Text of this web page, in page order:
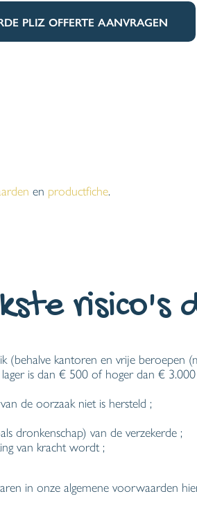
PLIZ OFFERTE AANVRAGEN
en productfiche.
risico's
kantoren en vrije beroepen
is dan € 500 of hoger dan € 3.000
de oorzaak niet is hersteld ;
dronkenschap) van de verzekerde ;
van kracht wordt ;
in onze algemene voorwaarden